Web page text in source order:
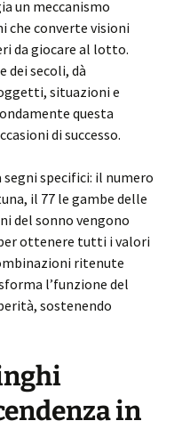
un meccanismo
che converte visioni
da giocare al lotto.
dei secoli, dà
situazioni e
questa
di successo.
segni specifici: il numero
il 77 le gambe delle
del sonno vengono
ottenere tutti i valori
ritenute
l’funzione del
sostenendo
in